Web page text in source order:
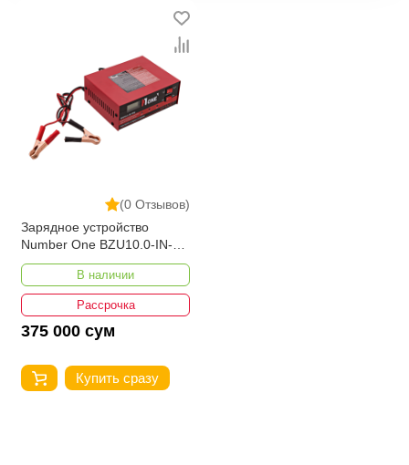
(0 Отзывов)
Зарядное устройство
Number One BZU10.0-IN-
PRO
В наличии
Рассрочка
375 000 сум
Купить сразу